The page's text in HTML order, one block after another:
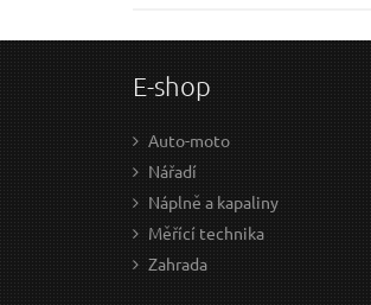
E-shop
Auto-moto
Nářadí
Náplně a kapaliny
Měřící technika
Zahrada